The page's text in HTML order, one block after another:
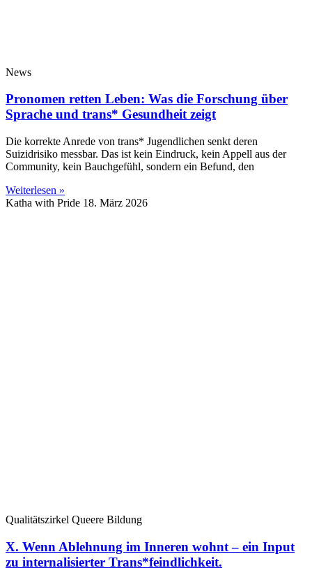
News
Pronomen retten Leben: Was die Forschung über
Sprache und trans* Gesundheit zeigt
Die korrekte Anrede von trans* Jugendlichen senkt deren
Suizidrisiko messbar. Das ist kein Eindruck, kein Appell aus der
Community, kein Bauchgefühl, sondern ein Befund, den
Weiterlesen »
Katha with Pride 18. März 2026
Qualitätszirkel Queere Bildung
X. Wenn Ablehnung im Inneren wohnt – ein Input
zu internalisierter Trans*feindlichkeit.